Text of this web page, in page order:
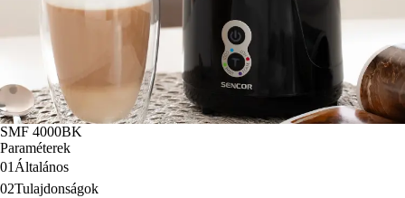
SMF 4000BK
Paraméterek
01 Általános
02Tulajdonságok